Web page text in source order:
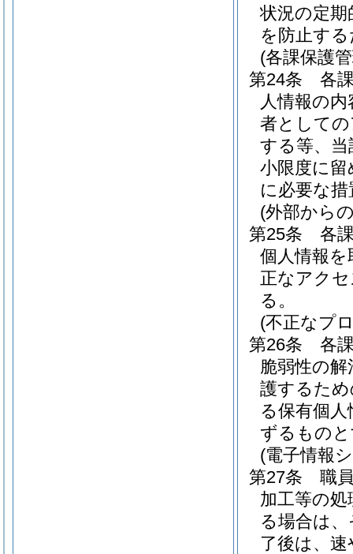
状況の定
を防止す
(各課保護
第24条
各
人情報の
者として
する等、
小限度に
に必要な
(外部から
第25条
各
個人情報
正なアク
る。
(不正なプ
第26条
各
脆弱性の
護するた
る保有個
ずるもの
(電子情報
第27条
職
加工等の
る場合は
了後は、